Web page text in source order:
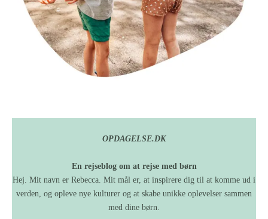
OPDAGELSE.DK
En rejseblog om at rejse med børn
Hej. Mit navn er Rebecca. Mit mål er, at inspirere dig til at komme ud i
verden, og opleve nye kulturer og at skabe unikke oplevelser sammen
med dine børn.